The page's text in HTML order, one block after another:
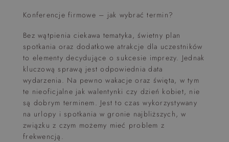
Konferencje firmowe – jak wybrać termin?
Bez wątpienia ciekawa tematyka, świetny plan
spotkania oraz dodatkowe atrakcje dla uczestników
to elementy decydujące o sukcesie imprezy. Jednak
kluczową sprawą jest odpowiednia data
wydarzenia. Na pewno wakacje oraz święta, w tym
te nieoficjalne jak walentynki czy dzień kobiet, nie
są dobrym terminem. Jest to czas wykorzystywany
na urlopy i spotkania w gronie najbliższych, w
związku z czym możemy mieć problem z
frekwencją.